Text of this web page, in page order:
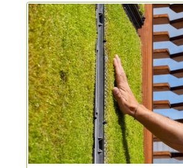
Adan Skenderovic
T.58 77 1-1292